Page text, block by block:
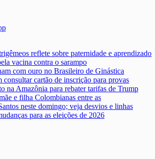
reflete sobre paternidade e aprendizado
vacina contra o sarampo
com ouro no Brasileiro de Ginástica
cartão de inscrição para provas
na Amazônia para rebater tarifas de Trump
e filha Colombianas entre as
neste domingo; veja desvios e linhas
para as eleições de 2026